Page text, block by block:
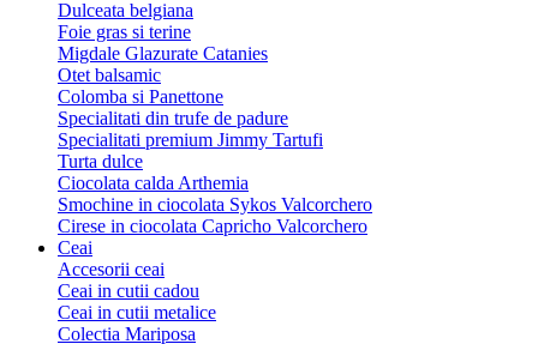
Dulceata belgiana
Foie gras si terine
Migdale Glazurate Catanies
Otet balsamic
Colomba si Panettone
Specialitati din trufe de padure
Specialitati premium Jimmy Tartufi
Turta dulce
Ciocolata calda Arthemia
Smochine in ciocolata Sykos Valcorchero
Cirese in ciocolata Capricho Valcorchero
Ceai
Accesorii ceai
Ceai in cutii cadou
Ceai in cutii metalice
Colectia Mariposa